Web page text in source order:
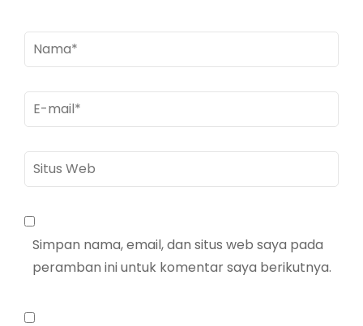
Nama*
E-
mail*
Situs
Web
Simpan nama, email, dan situs web saya pada
peramban ini untuk komentar saya berikutnya.